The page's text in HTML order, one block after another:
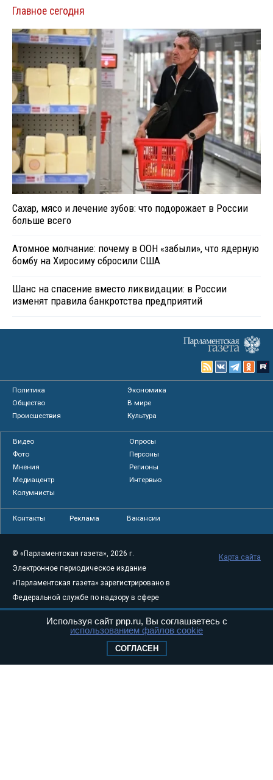
Главное сегодня
Сахар, мясо и лечение зубов: что подорожает в России
больше всего
Атомное молчание: почему в ООН «забыли», что ядерную
бомбу на Хиросиму сбросили США
Шанс на спасение вместо ликвидации: в России
изменят правила банкротства предприятий
Политика
Экономика
Общество
В мире
Происшествия
Культура
Видео
Опросы
Фото
Персоны
Мнения
Регионы
Медиацентр
Интервью
Колумнисты
Контакты Реклама Вакансии
© «Парламентская газета», 2026 г.
Электронное периодическое издание
«Парламентская газета» зарегистрировано в
Федеральной службе по надзору в сфере
связи, информационных технологий и
массовых коммуникаций (Роскомнадзор) 05
Свидетельство о регистрации Эл № ФС77-
Карта сайта
Используя сайт pnp.ru, Вы соглашаетесь с
использованием файлов cookie
СОГЛАСЕН